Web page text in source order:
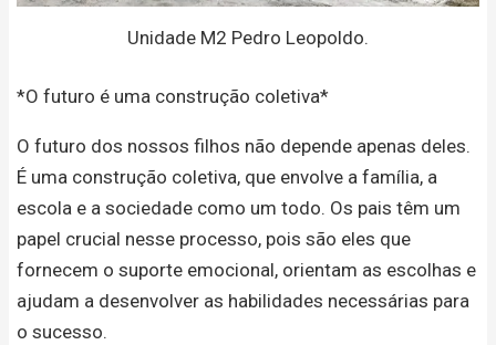
Unidade M2 Pedro Leopoldo.
*O futuro é uma construção coletiva*
O futuro dos nossos filhos não depende apenas deles.
É uma construção coletiva, que envolve a família, a
escola e a sociedade como um todo. Os pais têm um
papel crucial nesse processo, pois são eles que
fornecem o suporte emocional, orientam as escolhas e
ajudam a desenvolver as habilidades necessárias para
o sucesso.